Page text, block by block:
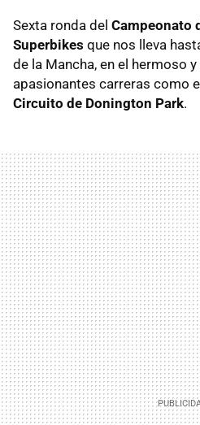
Sexta ronda del Campeonato
Superbikes que nos lleva
de la Mancha, en el hermoso
apasionantes carreras como
Circuito de Donington Park.